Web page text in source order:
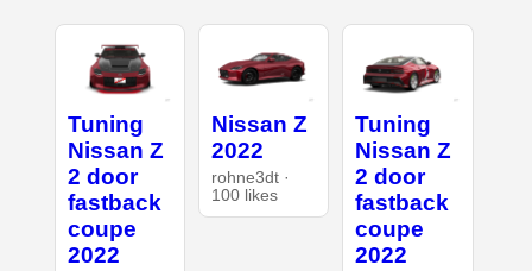
Tuning
Nissan Z
2 door
fastback
coupe
2022
Nissan Z
2022
rohne3dt ·
100 likes
Tuning
Nissan Z
2 door
fastback
coupe
2022